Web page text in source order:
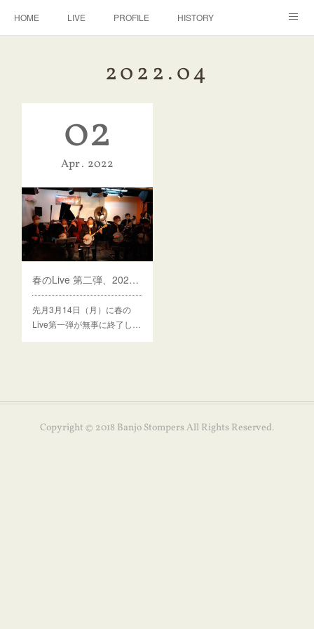
HOME LIVE PROFILE HISTORY
2022 .04
02
Apr 2022
春のLive 第二弾、2022年4月9日（土）赤坂『STAGE-1』に出演します！
先月3月14日（月）に春の
Live第一弾が無事に終了し…
Copyright © 2018 Banjo Stompers All Rights Reserved.